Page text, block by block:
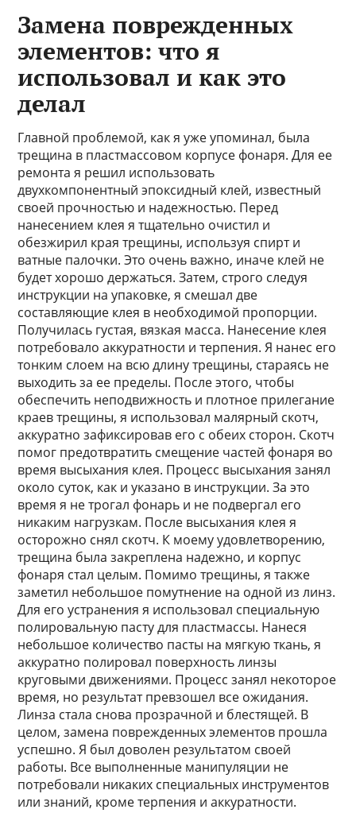
Замена поврежденных
элементов: что я
использовал и как это
делал
Главной проблемой, как я уже упоминал, была
трещина в пластмассовом корпусе фонаря. Для ее
ремонта я решил использовать
двухкомпонентный эпоксидный клей, известный
своей прочностью и надежностью. Перед
нанесением клея я тщательно очистил и
обезжирил края трещины, используя спирт и
ватные палочки. Это очень важно, иначе клей не
будет хорошо держаться. Затем, строго следуя
инструкции на упаковке, я смешал две
составляющие клея в необходимой пропорции.
Получилась густая, вязкая масса. Нанесение клея
потребовало аккуратности и терпения. Я нанес его
тонким слоем на всю длину трещины, стараясь не
выходить за ее пределы. После этого, чтобы
обеспечить неподвижность и плотное прилегание
краев трещины, я использовал малярный скотч,
аккуратно зафиксировав его с обеих сторон. Скотч
помог предотвратить смещение частей фонаря во
время высыхания клея. Процесс высыхания занял
около суток, как и указано в инструкции. За это
время я не трогал фонарь и не подвергал его
никаким нагрузкам. После высыхания клея я
осторожно снял скотч. К моему удовлетворению,
трещина была закреплена надежно, и корпус
фонаря стал целым. Помимо трещины, я также
заметил небольшое помутнение на одной из линз.
Для его устранения я использовал специальную
полировальную пасту для пластмассы. Нанеся
небольшое количество пасты на мягкую ткань, я
аккуратно полировал поверхность линзы
круговыми движениями. Процесс занял некоторое
время, но результат превзошел все ожидания.
Линза стала снова прозрачной и блестящей. В
целом, замена поврежденных элементов прошла
успешно. Я был доволен результатом своей
работы. Все выполненные манипуляции не
потребовали никаких специальных инструментов
или знаний, кроме терпения и аккуратности.